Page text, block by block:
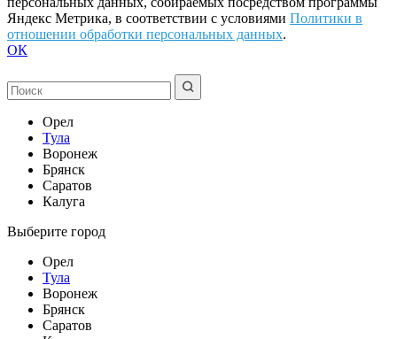
Яндекс Метрика, в соответствии с условиями Политики в
отношении обработки персональных данных.
ОК
Орел
Тула
Воронеж
Брянск
Саратов
Калуга
Выберите город
Орел
Тула
Воронеж
Брянск
Саратов